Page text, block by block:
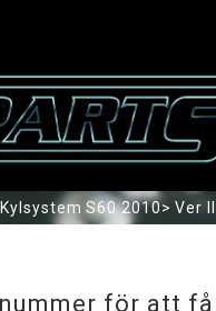
Kylsystem S60 2010> Ver II
för att